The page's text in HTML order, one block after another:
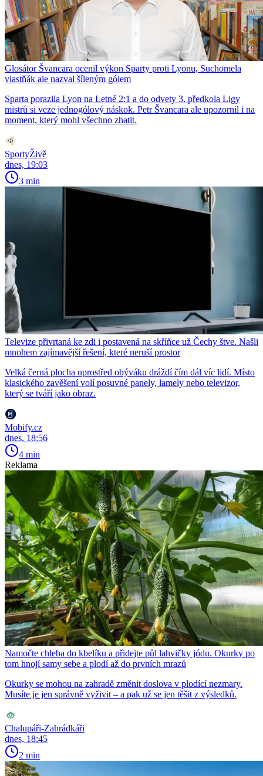
Glosátor Švancara ocenil výkon Sparty proti Lyonu, Suchomela
vlastňák ale nazval šíleným gólem
Sparta porazila Lyon na Letné 2:1 a do odvety 3. předkola Ligy
mistrů si veze jednogólový náskok. Petr Švancara ale upozornil i na
moment, který mohl všechno zhatit.
SportyŽivě
dnes, 19:03
3 min
Televize přivrtaná ke zdi i postavená na skříňce už Čechy štve. Našli
mnohem zajímavější řešení, které neruší prostor
Velká černá plocha uprostřed obýváku dráždí čím dál víc lidí. Místo
klasického zavěšení volí posuvné panely, lamely nebo televizor,
který se tváří jako obraz.
Mobify.cz
dnes, 18:56
4 min
Reklama
Namočte chleba do kbelíku a přidejte půl lahvičky jódu. Okurky po
tom hnojí samy sebe a plodí až do prvních mrazů
Okurky se mohou na zahradě změnit doslova v plodící nezmary.
Musíte je jen správně vyživit – a pak už se jen těšit z výsledků.
Chalupáři-Zahrádkáři
dnes, 18:45
2 min